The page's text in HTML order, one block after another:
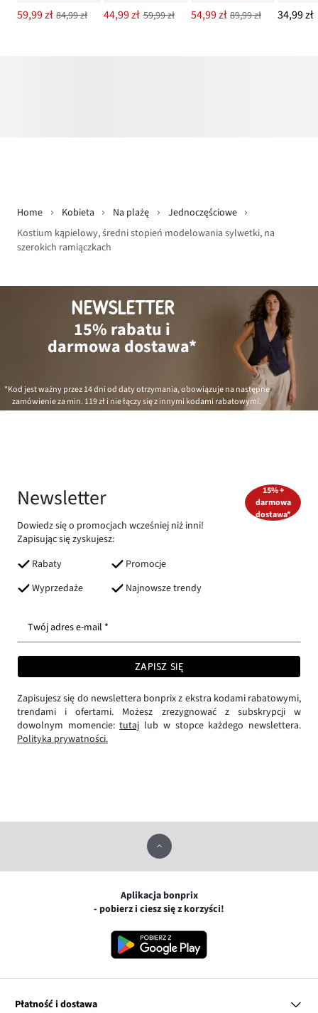
59,99 zł 84,99 zł 44,99 zł 59,99 zł 54,99 zł 89,99 zł 34,99 zł
Home Kobieta Na plażę
Jednoczęściowe
Kostium kąpielowy, średni stopień modelowania sylwetki, na
szerokich ramiączkach
NEWSLETTER
15% rabatu i
darmowa dostawa*
*Kod jest ważny przez 14 dni od daty otrzymania, obowiązuje na następne
zamówienie za min. 119 złi nie łączy się z innymi kodami rabatowymi.
Newsletter
Dowiedz się o promocjach wcześniej niż inni!
Zapisując się zyskujesz:
Rabaty
Promocje
Wyprzedaże
Najnowsze trendy
15% +
darmowa
dostawa*
Twój adres e-mail *
ZAPISZ SIĘ
Zapisujesz się do newslettera bonprix z ekstra kodami rabatowymi,
trendami i ofertami. Możesz zrezygnować z subskrypcji w
dowolnym momencie:tutaj lub w stopce każdego newslettera.
Polityka prywatności.
Aplikacja bonprix
- pobierz i ciesz się z korzyści!
Płatność i dostawa